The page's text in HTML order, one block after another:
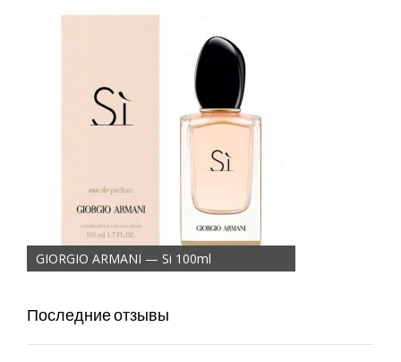
GIORGIO ARMANI — Si 100ml
Последние отзывы